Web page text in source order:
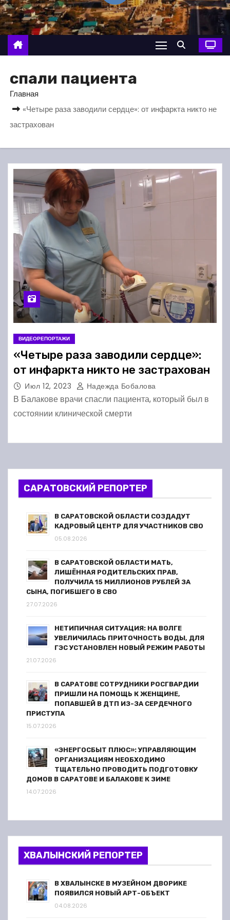
о
м
у
спали пациента
Главная
«Четыре раза заводили сердце»: от инфаркта никто не
застрахован
ВИДЕОРЕПОРТАЖИ
«Четыре раза заводили сердце»:
от инфаркта никто не застрахован
Июл 12, 2023 Надежда Бобалова
В Балакове врачи спасли пациента, который был в
состоянии клинической смерти
САРАТОВСКИЙ РЕПОРТЕР
В САРАТОВСКОЙ ОБЛАСТИ СОЗДАДУТ
КАДРОВЫЙ ЦЕНТР ДЛЯ УЧАСТНИКОВ СВО
05.08.2026
В САРАТОВСКОЙ ОБЛАСТИ МАТЬ,
ЛИШЁННАЯ РОДИТЕЛЬСКИХ ПРАВ,
ПОЛУЧИЛА 15 МИЛЛИОНОВ РУБЛЕЙ ЗА
СЫНА, ПОГИБШЕГО В СВО
27.07.2026
НЕТИПИЧНАЯ СИТУАЦИЯ: НА ВОЛГЕ
УВЕЛИЧИЛАСЬ ПРИТОЧНОСТЬ ВОДЫ, ДЛЯ
ГЭС УСТАНОВЛЕН НОВЫЙ РЕЖИМ РАБОТЫ
21.07.2026
В САРАТОВЕ СОТРУДНИКИ РОСГВАРДИИ
ПРИШЛИ НА ПОМОЩЬ К ЖЕНЩИНЕ,
ПОПАВШЕЙ В ДТП ИЗ-ЗА СЕРДЕЧНОГО
ПРИСТУПА
15.07.2026
«ЭНЕРГОСБЫТ ПЛЮС»: УПРАВЛЯЮЩИМ
ОРГАНИЗАЦИЯМ НЕОБХОДИМО
ТЩАТЕЛЬНО ПРОВОДИТЬ ПОДГОТОВКУ
ДОМОВ В САРАТОВЕ И БАЛАКОВЕ К ЗИМЕ
14.07.2026
ХВАЛЫНСКИЙ РЕПОРТЕР
В ХВАЛЫНСКЕ В МУЗЕЙНОМ ДВОРИКЕ
ПОЯВИЛСЯ НОВЫЙ АРТ-ОБЪЕКТ
04.08.2026